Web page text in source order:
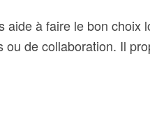
aide à faire le bon choix
ou de collaboration. Il